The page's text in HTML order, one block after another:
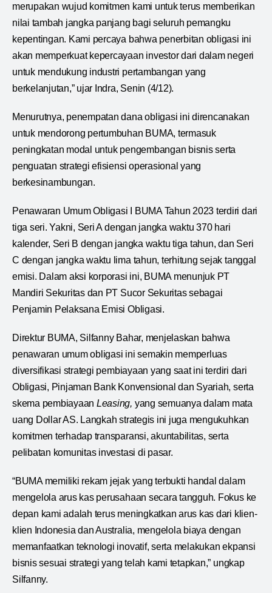
merupakan wujud komitmen kami untuk terus memberikan
nilai tambah jangka panjang bagi seluruh pemangku
kepentingan. Kami percaya bahwa penerbitan obligasi ini
akan memperkuat kepercayaan investor dari dalam negeri
untuk mendukung industri pertambangan yang
berkelanjutan,” ujar Indra, Senin (4/12).
Menurutnya, penempatan dana obligasi ini direncanakan
untuk mendorong pertumbuhan BUMA, termasuk
peningkatan modal untuk pengembangan bisnis serta
penguatan strategi efisiensi operasional yang
berkesinambungan.
Penawaran Umum Obligasi I BUMA Tahun 2023 terdiri dari
tiga seri. Yakni, Seri A dengan jangka waktu 370 hari
kalender, Seri B dengan jangka waktu tiga tahun, dan Seri
C dengan jangka waktu lima tahun, terhitung sejak tanggal
emisi. Dalam aksi korporasi ini, BUMA menunjuk PT
Mandiri Sekuritas dan PT Sucor Sekuritas sebagai
Penjamin Pelaksana Emisi Obligasi.
Direktur BUMA, Silfanny Bahar, menjelaskan bahwa
penawaran umum obligasi ini semakin memperluas
diversifikasi strategi pembiayaan yang saat ini terdiri dari
Obligasi, Pinjaman Bank Konvensional dan Syariah, serta
skema pembiayaan Leasing, yang semuanya dalam mata
uang Dollar AS. Langkah strategis ini juga mengukuhkan
komitmen terhadap transparansi, akuntabilitas, serta
pelibatan komunitas investasi di pasar.
“BUMA memiliki rekam jejak yang terbukti handal dalam
mengelola arus kas perusahaan secara tangguh. Fokus ke
depan kami adalah terus meningkatkan arus kas dari klien-
klien Indonesia dan Australia, mengelola biaya dengan
memanfaatkan teknologi inovatif, serta melakukan ekpansi
bisnis sesuai strategi yang telah kami tetapkan,” ungkap
Silfanny.